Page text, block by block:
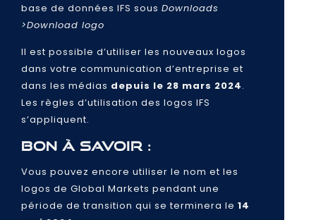
base de données IFS sousDownloads
>Download logo
Il est possible d’utiliser les nouveaux logos
dans votre communication d’entreprise et
dans les médias depuis le 28 mars 2024.
Les règles d’utilisation des logos IFS
s’appliquent.
Bon à savoir :
Vous pouvez encore utiliser le nom et les
logos de Global Markets pendant une
période de transition qui se terminera le 14